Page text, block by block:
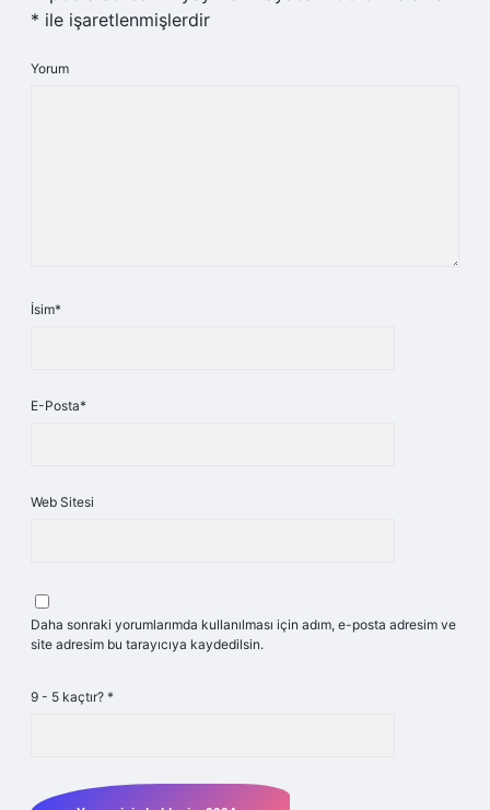
* ile işaretlenmişlerdir
Yorum
İsim*
E-Posta*
Web Sitesi
Daha sonraki yorumlarımda kullanılması için adım, e-posta adresim ve
site adresim bu tarayıcıya kaydedilsin.
9 - 5 kaçtır? *